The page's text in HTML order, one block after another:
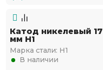
Катод никелевый 17
мм Н1
Марка стали: Н1
В наличии